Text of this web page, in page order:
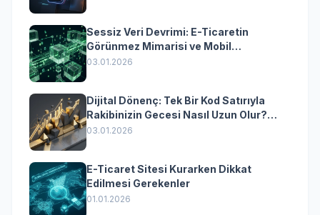
Sessiz Veri Devrimi: E-Ticaretin
Görünmez Mimarisi ve Mobil
Dönüşümün Kurumsal Anahtarı
03.01.2026
Dijital Dönenç: Tek Bir Kod Satırıyla
Rakibinizin Gecesi Nasıl Uzun Olur?
(Kurumsal Yazılımın Güçlü Rolü)
03.01.2026
E-Ticaret Sitesi Kurarken Dikkat
Edilmesi Gerekenler
01.01.2026